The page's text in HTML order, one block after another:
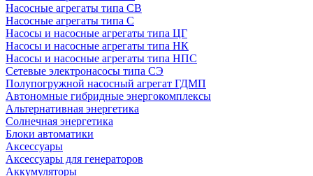
Насосные агрегаты типа СВ
Насосные агрегаты типа С
Насосы и насосные агрегаты типа ЦГ
Насосы и насосные агрегаты типа НК
Насосы и насосные агрегаты типа НПС
Сетевые электронасосы типа СЭ
Полупогружной насосный агрегат ГДМП
Автономные гибридные энергокомплексы
Альтернативная энергетика
Солнечная энергетика
Блоки автоматики
Аксессуары
Аксессуары для генераторов
Аккумуляторы